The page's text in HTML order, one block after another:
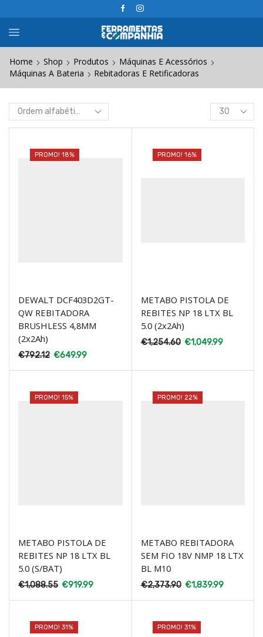
Home Shop Produtos
Máquinas E Acessórios
Máquinas A Bateria
Rebitadoras E Retificadoras
Products
per
PROMO! 18%
DEWALT DCF403D2GT-
QW REBITADORA
BRUSHLESS 4,8MM
(2x2Ah)
€792.12 €649.99
PROMO! 16%
METABO PISTOLA DE
REBITES NP 18 LTX BL
5.0 (2x2Ah)
€1,254.60 €1,049.99
PROMO! 15%
METABO PISTOLA DE
REBITES NP 18 LTX BL
5.0 (S/BAT)
€1,088.55 €919.99
PROMO! 22%
METABO REBITADORA
SEM FIO 18V NMP 18 LTX
BL M10
€2,373.90 €1,839.99
PROMO! 31% PROMO! 31%